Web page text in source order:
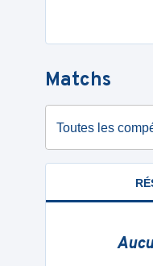
Matchs
Toutes les